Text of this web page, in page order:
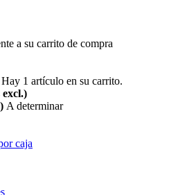
a su carrito de compra
Hay 1 artículo en su carrito.
A determinar
caja